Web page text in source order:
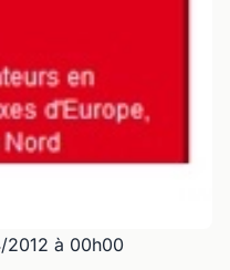
2012 à 00h00